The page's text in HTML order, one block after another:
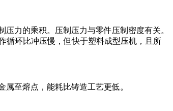
力的乘积。压制压力与零件压制密度有关。
循环比冲压慢，但快于塑料成型压机，且所
至熔点，能耗比铸造工艺更低。